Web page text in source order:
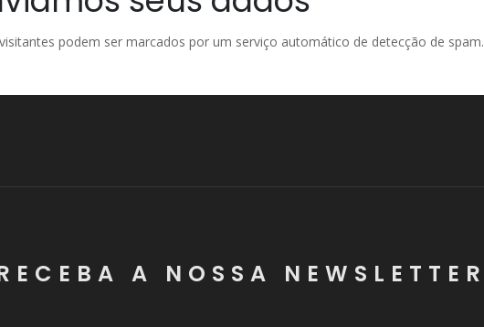
podem ser marcados por um serviço automático de detecção de spam.
A NOSSA NEWSLETTER